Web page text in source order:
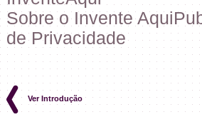
Sobre o Invente
de Privacidade
Ver Introdução